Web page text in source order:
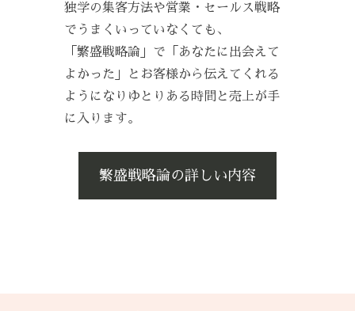
独学の集客方法や営業・セールス戦略
でうまくいっていなくても、
「繁盛戦略論」で「あなたに出会えて
よかった」とお客様から伝えてくれる
ようになりゆとりある時間と売上が手
に入ります。
繁盛戦略論の詳しい内容